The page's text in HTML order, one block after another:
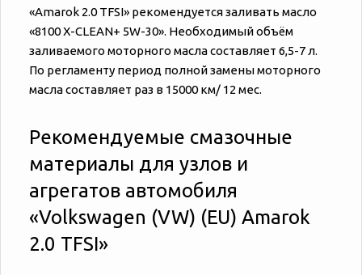
«‎‎Amarok 2.0 TFSI» рекомендуется заливать масло
«8100 X-CLEAN+ 5W-30». Необходимый объём
заливаемого моторного масла составляет 6,5-7 л.
По регламенту период полной замены моторного
масла составляет раз в 15000 км/ 12 мес.
Рекомендуемые смазочные
материалы для узлов и
агрегатов автомобиля
«‎‎Volkswagen (VW) (EU) Amarok
2.0 TFSI»